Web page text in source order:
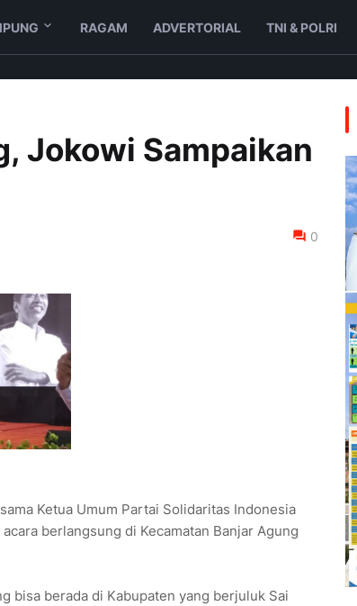
RAGAM ADVERTORIAL TNI & POLRI
Jokowi Sampaikan
0
Ketua Umum Partai Solidaritas Indonesia
berlangsung di Kecamatan Banjar Agung
bisa berada di Kabupaten yang berjuluk Sai